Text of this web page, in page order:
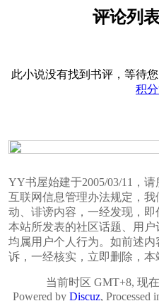
评论列
此小说没有找到书评，等待您
积
YY书屋始建于2005/03/11，
互联网信息管理办法规定，
动、诽谤内容，一经发现，即
本站所发表的社区话题、用
均属用户个人行为。如前述
诉，一经核实，立即删除，本
当前时区 GMT+8, 现
Powered by Discuz, Processed